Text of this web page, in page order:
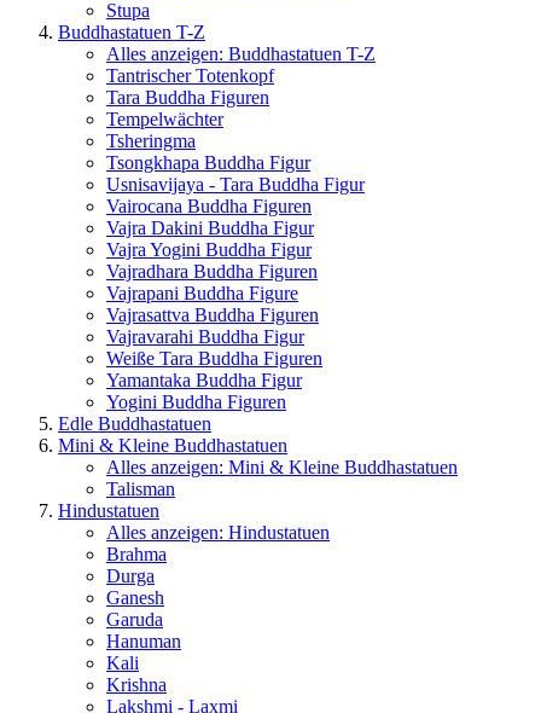
Stupa
Buddhastatuen T-Z
Alles anzeigen: Buddhastatuen T-Z
Tantrischer Totenkopf
Tara Buddha Figuren
Tempelwächter
Tsheringma
Tsongkhapa Buddha Figur
Usnisavijaya - Tara Buddha Figur
Vairocana Buddha Figuren
Vajra Dakini Buddha Figur
Vajra Yogini Buddha Figur
Vajradhara Buddha Figuren
Vajrapani Buddha Figure
Vajrasattva Buddha Figuren
Vajravarahi Buddha Figur
Weiße Tara Buddha Figuren
Yamantaka Buddha Figur
Yogini Buddha Figuren
Edle Buddhastatuen
Mini & Kleine Buddhastatuen
Alles anzeigen: Mini & Kleine Buddhastatuen
Talisman
Hindustatuen
Alles anzeigen: Hindustatuen
Brahma
Durga
Ganesh
Garuda
Hanuman
Kali
Krishna
Lakshmi - Laxmi